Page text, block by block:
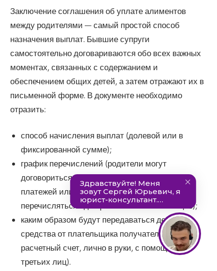
Заключение соглашения об уплате алиментов
между родителями — самый простой способ
назначения выплат. Бывшие супруги
самостоятельно договариваются обо всех важных
моментах, связанных с содержанием и
обеспечением общих детей, а затем отражают их в
письменной форме. В документе необходимо
отразить:
способ начисления выплат (долевой или в
фиксированной сумме);
график перечислений (родители могут
договориться о ежемесячном поступлении
платежей или о том, что алименты будут
перечисляться один раз в несколько месяцев);
каким образом будут передаваться денежные
средства от плательщика получателю (на
расчетный счет, лично в руки, с помощью
третьих лиц).